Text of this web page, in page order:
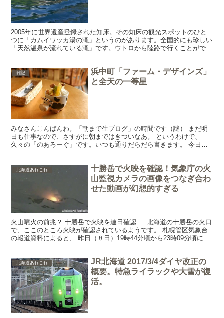
2005年に世界遺産登録された知床。その知床の観光スポットのひと
つに「カムイワッカ湯の滝」というのがあります。全国的にも珍しい
「天然温泉が流れている滝」です。ウトロから陸路で行くことができ
雑記
浜中町「ファーム・デザインズ」
と全天の一等星
みなさんこんばんわ。「朝まで生ブログ」の時間です（謎） まだ明
日も仕事なので、さすがに朝まではきついなあ。 というわけで、
久々の「のあろーぐ」です。いつも通りだらだら書きます。 今日は
北海道あれこれ
十勝岳で火映を確認！気象庁の火
山監視カメラの画像をつなぎ合わ
せた動画が幻想的すぎる
火山噴火の前兆？ 十勝岳で火映を連日確認 北海道の十勝岳の火口
で、ここのところ火映が確認されているようです。 札幌管区気象台
の報道資料によると、 昨日（８日）19時44分頃から23時09分頃にか
北海道あれこれ
JR北海道 2017/3/4ダイヤ改正の
概要。特急ライラックや大雪が復
活。